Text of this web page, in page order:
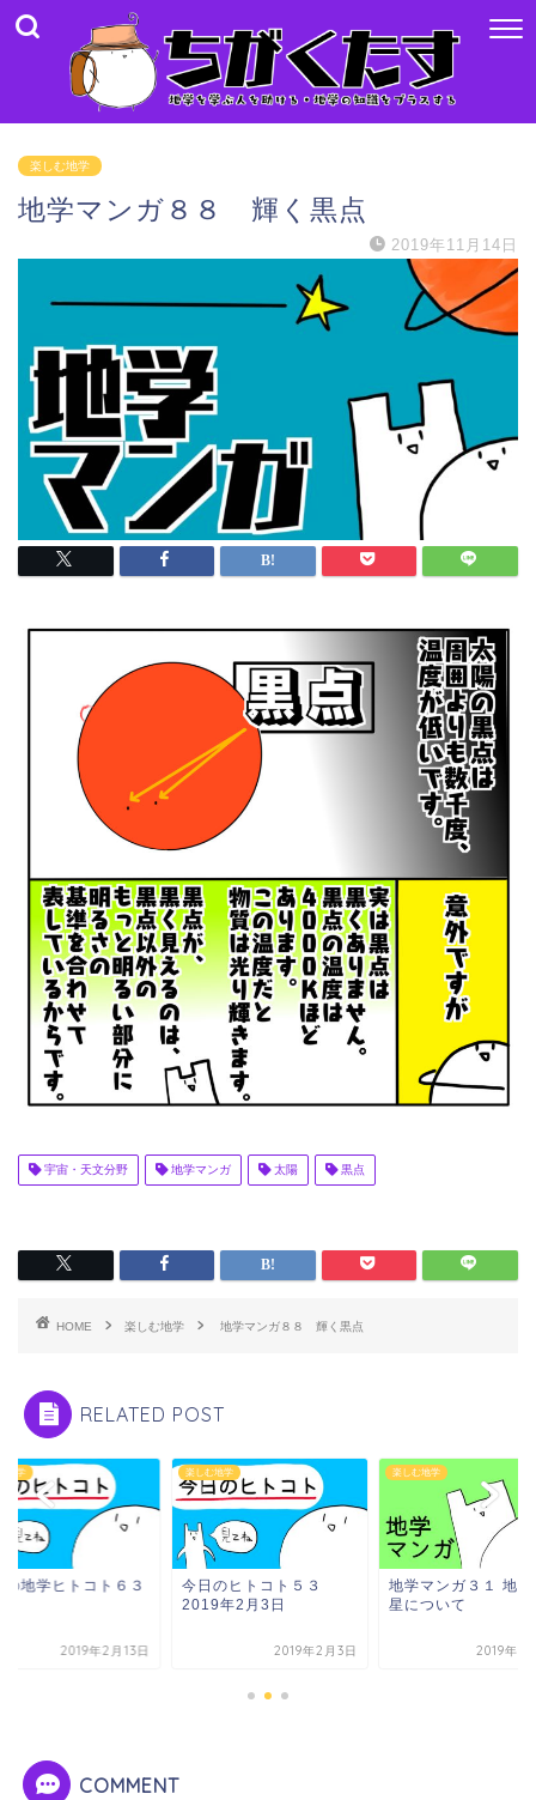
楽しむ地学
地学マンガ８８ 輝く黒点
2019年11月14日
宇宙・天文分野 地学マンガ 太陽 黒点
HOME 楽しむ地学 地学マンガ８８ 輝く黒点
RELATED POST
地学
の地学ヒトコト６３
2019年2月13日
楽しむ地学
今日のヒトコト５３
2019年2月3日
2019年2月3日
楽しむ地学
地学マンガ３１ 地球
星について
2019年3
COMMENT